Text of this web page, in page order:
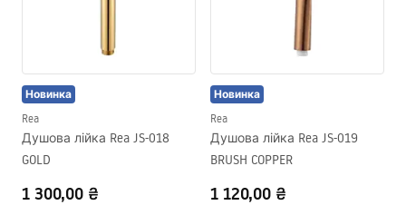
Новинка
Rea
Душова лійка Rea JS-018
GOLD
1 300,00 ₴
Новинка
Rea
Душова лійка Rea JS-019
BRUSH COPPER
1 120,00 ₴